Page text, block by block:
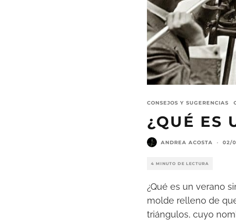
CONSEJOS Y SUGERENCIAS
¿QUÉ ES
ANDREA ACOSTA · 02/
4 MINUTO DE LECTURA
¿Qué es un verano
molde relleno de
triángulos, cuyo